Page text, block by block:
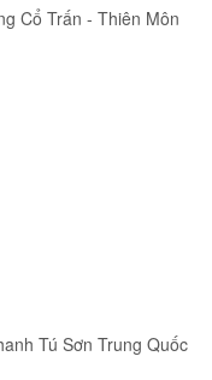
Cổ Trấn - Thiên Môn
Tú Sơn Trung Quốc